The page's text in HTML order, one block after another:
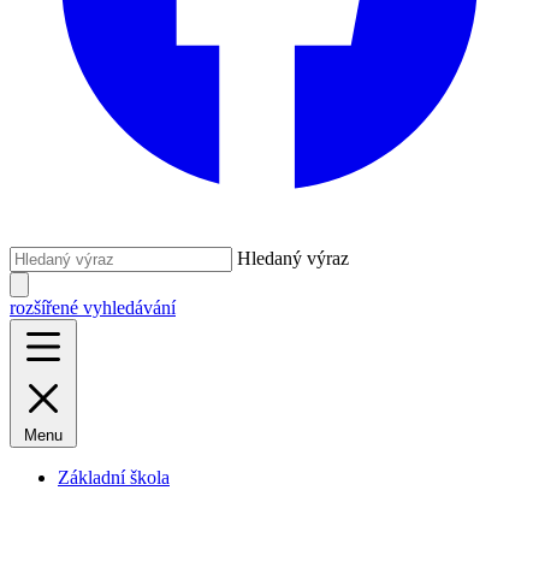
Hledaný výraz
rozšířené vyhledávání
Menu
Základní škola